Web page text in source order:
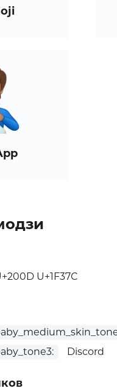
U+1F37C
Discord